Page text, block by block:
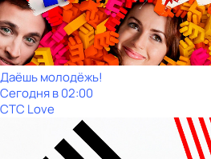
Даёшь молодёжь!
Сегодня в 02:00
СТС Love